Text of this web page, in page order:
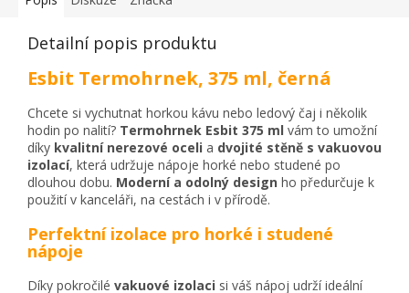
Detailní popis produktu
Esbit Termohrnek, 375 ml, černá
Chcete si vychutnat horkou kávu nebo ledový čaj i několik
hodin po nalití? Termohrnek Esbit 375 ml vám to umožní
díky kvalitní nerezové oceli a dvojité stěně s vakuovou
izolací, která udržuje nápoje horké nebo studené po
dlouhou dobu. Moderní a odolný design ho předurčuje k
použití v kanceláři, na cestách i v přírodě.
Perfektní izolace pro horké i studené
nápoje
Díky pokročilé vakuové izolaci si váš nápoj udrží ideální